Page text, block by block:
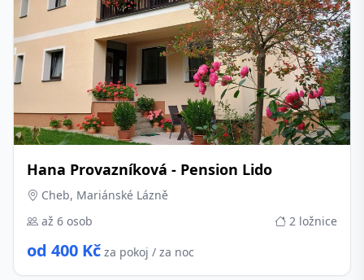
Hana Provazníková - Pension Lido
Cheb, Mariánské Lázně
až 6 osob
2 ložnice
od 400 Kč za pokoj / za noc